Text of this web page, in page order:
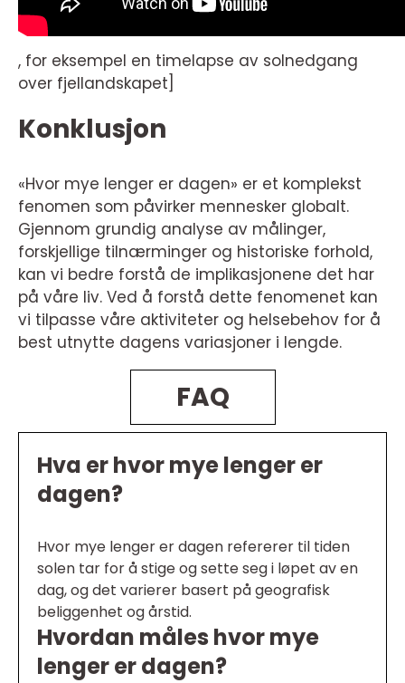
, for eksempel en timelapse av solnedgang
over fjellandskapet]
Konklusjon
«Hvor mye lenger er dagen» er et komplekst
fenomen som påvirker mennesker globalt.
Gjennom grundig analyse av målinger,
forskjellige tilnærminger og historiske forhold,
kan vi bedre forstå de implikasjonene det har
på våre liv. Ved å forstå dette fenomenet kan
vi tilpasse våre aktiviteter og helsebehov for å
best utnytte dagens variasjoner i lengde.
FAQ
Hva er hvor mye lenger er
dagen?
Hvor mye lenger er dagen refererer til tiden
solen tar for å stige og sette seg i løpet av en
dag, og det varierer basert på geografisk
beliggenhet og årstid.
Hvordan måles hvor mye
lenger er dagen?